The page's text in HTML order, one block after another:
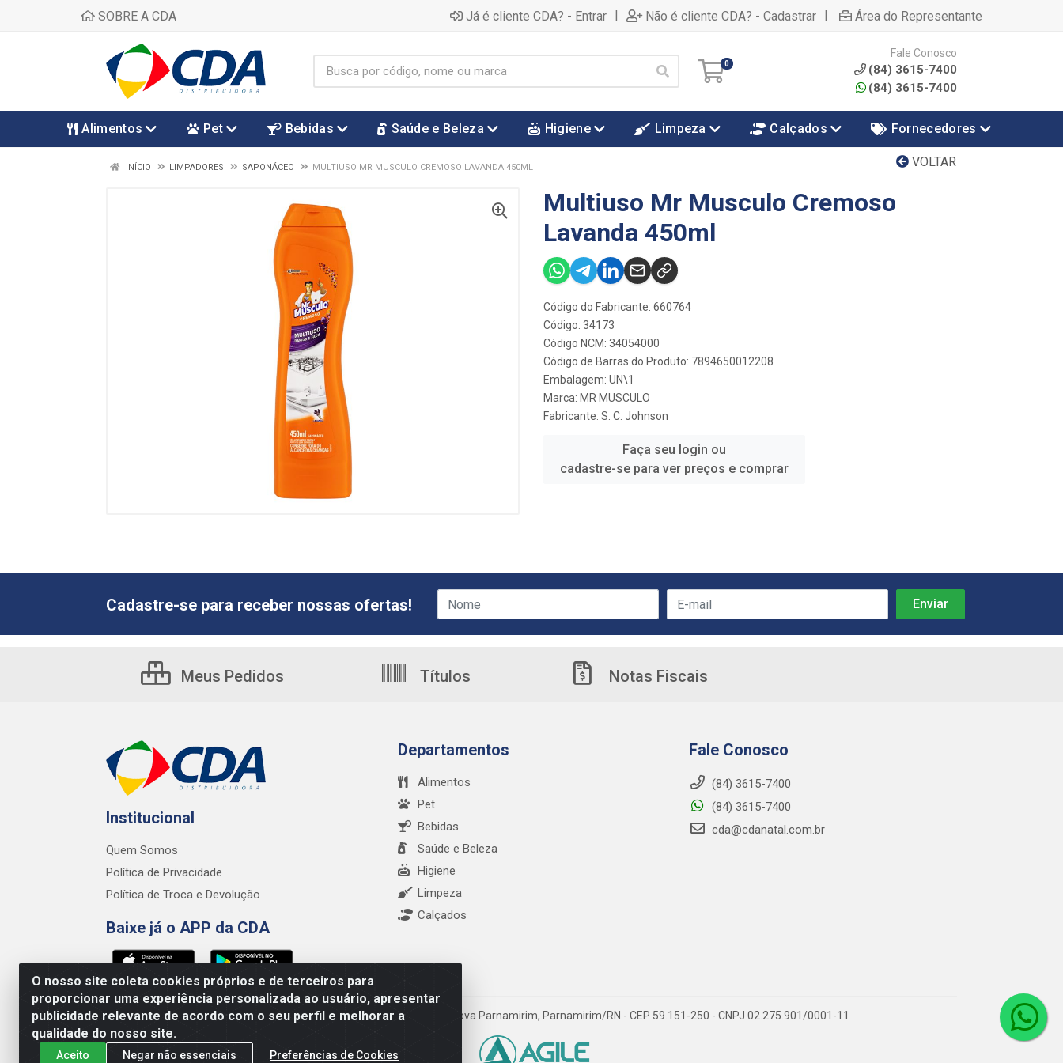
SOBRE A CDA Já é cliente CDA? - Entrar | Não é cliente CDA? - Cadastrar | Área do Representante
0
Fale Conosco
(84) 3615-7400
(84) 3615-7400
Alimentos Pet Bebidas Saúde e Beleza Higiene Limpeza Calçados Fornecedores
VOLTAR
INÍCIO LIMPADORES SAPONÁCEO MULTIUSO MR MUSCULO CREMOSO LAVANDA 450ML
Multiuso Mr Musculo Cremoso
Lavanda 450ml
Código do Fabricante: 660764
Código: 34173
Código NCM: 34054000
Código de Barras do Produto: 7894650012208
Embalagem: UN\1
Marca: MR MUSCULO
Fabricante: S. C. Johnson
Faça seu login ou
cadastre-se para ver preços e comprar
O nosso site coleta cookies próprios e de terceiros para
proporcionar uma experiência personalizada ao usuário, apresentar
publicidade relevante de acordo com o seu perfil e melhorar a
qualidade do nosso site.
Aceito Negar não essenciais Preferências de Cookies
Cadastre-se para receber nossas ofertas!
Meus Pedidos Títulos Notas Fiscais
Institucional
Quem Somos
Política de Privacidade
Política de Troca e Devolução
Baixe já o APP da CDA
Departamentos
Alimentos
Pet
Bebidas
Saúde e Beleza
Higiene
Limpeza
Calçados
Fale Conosco
(84) 3615-7400
(84) 3615-7400
cda@cdanatal.com.br
CDA Distribuidora - Avenida Abel Cabral, 1090 - Nova Parnamirim, Parnamirim/RN - CEP 59.151-250 - CNPJ 02.275.901/0001-11